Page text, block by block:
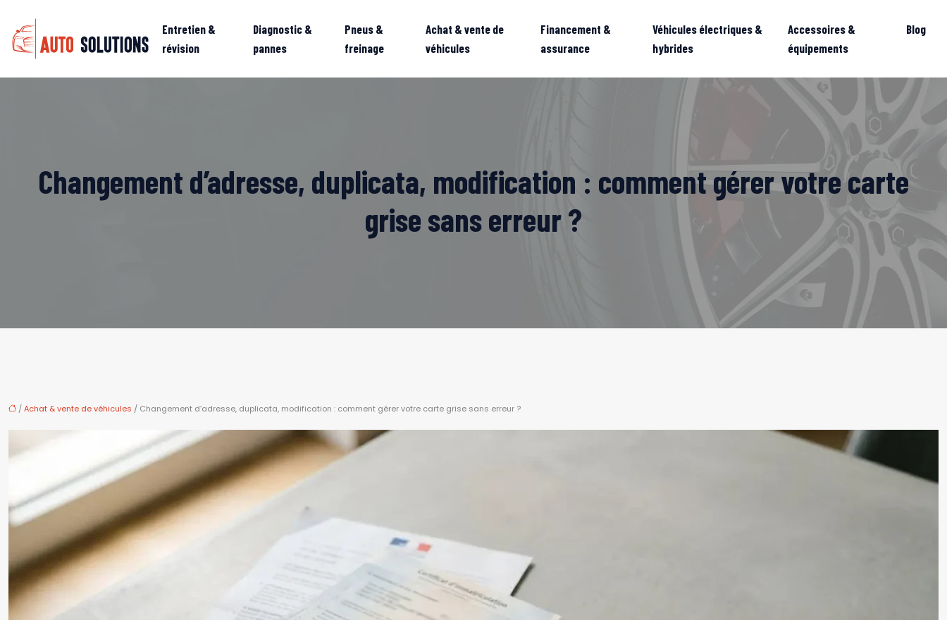
Entretien &
révision
Diagnostic &
pannes
Pneus &
freinage
Achat & vente de
véhicules
Financement &
assurance
Véhicules électriques &
hybrides
Accessoires &
équipements
Blog
Changement d’adresse, duplicata, modification : comment gérer votre carte
grise sans erreur ?
/Achat & vente de véhicules / Changement d’adresse, duplicata, modification : comment gérer votre carte grise sans erreur ?